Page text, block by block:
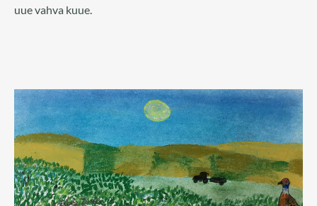
uue vahva kuue.